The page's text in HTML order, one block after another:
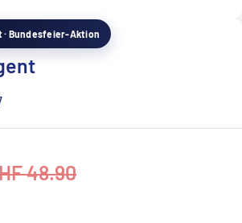
· Bundesfeier-Aktion
48.90